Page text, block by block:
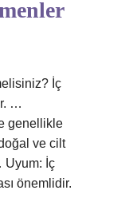
İç
…
genellikle
ve cilt
Uyum: İç
önemlidir.